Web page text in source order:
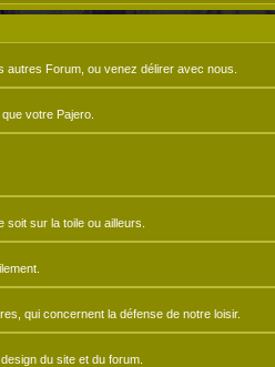
Forum, ou venez délirer avec nous.
votre Pajero.
sur la toile ou ailleurs.
qui concernent la défense de notre loisir.
du site et du forum.